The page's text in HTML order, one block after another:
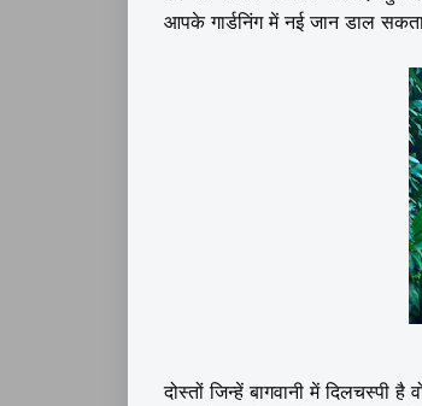
आपके गार्डनिंग में नई जान डाल
दोस्तों जिन्हें बागवानी में